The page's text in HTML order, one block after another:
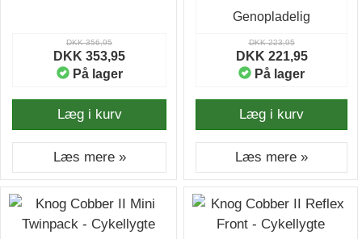
DKK 356,95
DKK 353,95
På lager
Læg i kurv
Læs mere »
Genopladelig
DKK 223,95
DKK 221,95
På lager
Læg i kurv
Læs mere »